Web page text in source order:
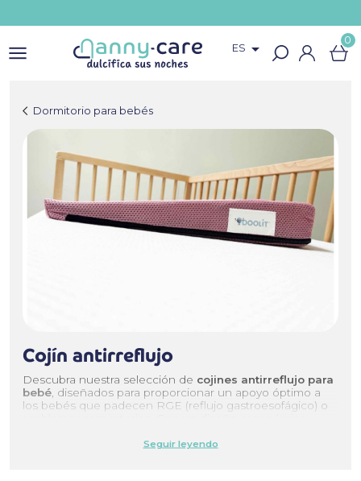
ES  0
Dormitorio para bebés
Cojín antirreflujo
Descubra nuestra selección de cojines antirreflujo para
bebé , diseñados para proporcionar un apoyo óptimo a
los bebés que padecen RGE (reflujo gastroesofágico) o
alivio eficaz a la vez que ayudan al bebé a dormir